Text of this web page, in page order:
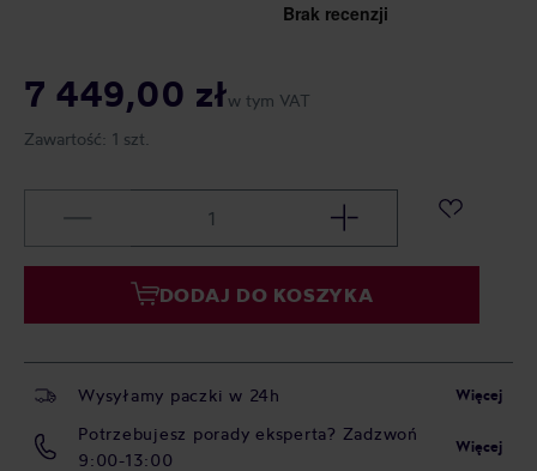
7 449,00 złw tym VAT
Zawartość: 1 szt.
DODAJ DO KOSZYKA
Wysyłamy paczki w 24h Więcej
Potrzebujesz porady eksperta? Zadzwoń
9:00-13:00
Więcej